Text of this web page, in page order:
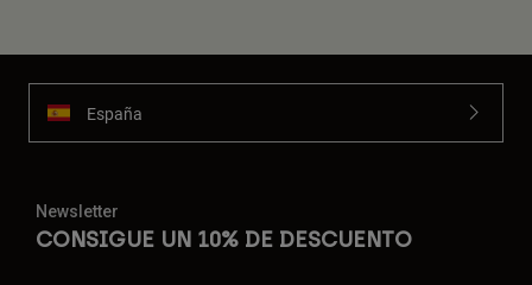
España
Newsletter
CONSIGUE UN 10% DE DESCUENTO